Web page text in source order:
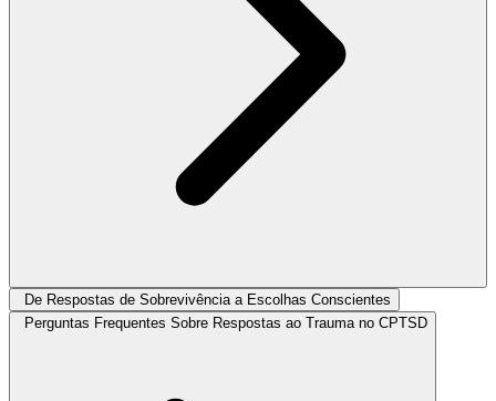
De Respostas de Sobrevivência a Escolhas Conscientes
Perguntas Frequentes Sobre Respostas ao Trauma no CPTSD